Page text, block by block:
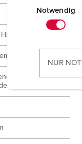
g
Notwendig
NUR
binnenwerk
contacten